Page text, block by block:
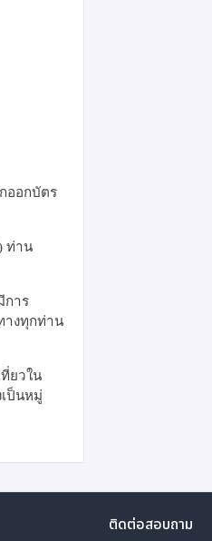
ออกบัตร
ท่าน
การ
างทุกท่าน
ยวใน
ป็นหมู่
ติดต่อสอบถาม